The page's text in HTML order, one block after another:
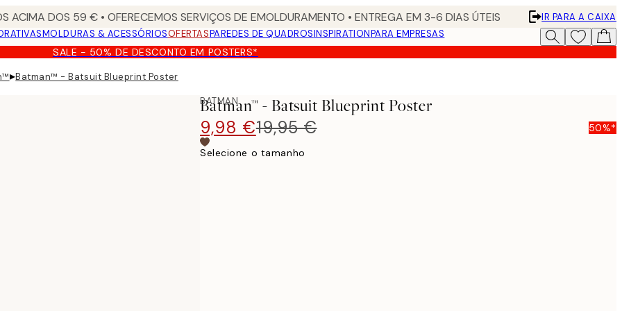
ACIMA DOS 59 € • OFERECEMOS SERVIÇOS DE EMOLDURAMENTO • ENTREGA EM 3-6 DIAS ÚTEIS
IR PARA A CAIXA
MOLDURAS & ACESSÓRIOSOFERTASPAREDES DE QUADROSINSPIRATIONPARA EMPRESAS
SALE - 50% DE DESCONTO EM POSTERS*
▸Batman™ - Batsuit Blueprint Poster
BATMAN
Batman™ - Batsuit Blueprint Poster
9,98 €19,95 € 50%*
Selecione o tamanho